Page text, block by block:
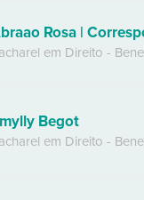
Rosa |
em Direito -
Begot
em Direito -